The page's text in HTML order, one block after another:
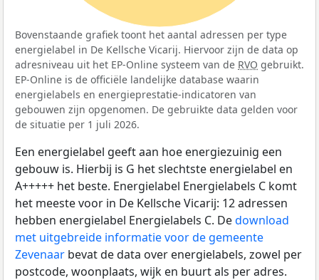
Bovenstaande grafiek toont het aantal adressen per type
energielabel in De Kellsche Vicarij. Hiervoor zijn de data op
adresniveau uit het EP-Online systeem van de RVO gebruikt.
EP-Online is de officiële landelijke database waarin
energielabels en energieprestatie-indicatoren van
gebouwen zijn opgenomen. De gebruikte data gelden voor
de situatie per 1 juli 2026.
Een energielabel geeft aan hoe energiezuinig een
gebouw is. Hierbij is G het slechtste energielabel en
A+++++ het beste. Energielabel Energielabels C komt
het meeste voor in De Kellsche Vicarij: 12 adressen
hebben energielabel Energielabels C. Dedownload
met uitgebreide informatie voor de gemeente
Zevenaar bevat de data over energielabels, zowel per
postcode, woonplaats, wijk en buurt als per adres.